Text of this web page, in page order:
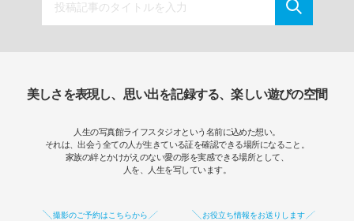
美しさを表現し、思い出を記録する、楽しい遊びの空間
人生の写真館ライフスタジオという名前に込めた想い。
それは、出会う全ての人が生きている証を確認できる場所になること。
家族の絆とかけがえのない愛の形を実感できる場所として、
人を、人生を写しています。
撮影のご予約はこちらから お役立ち情報をお送りします